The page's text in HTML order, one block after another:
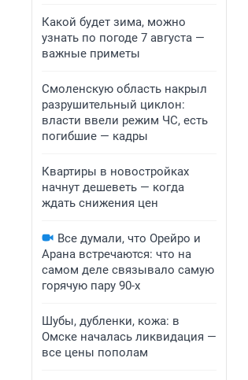
Какой будет зима, можно
узнать по погоде 7 августа —
важные приметы
Смоленскую область накрыл
разрушительный циклон:
власти ввели режим ЧС, есть
погибшие — кадры
Квартиры в новостройках
начнут дешеветь — когда
ждать снижения цен
Все думали, что Орейро и
Арана встречаются: что на
самом деле связывало самую
горячую пару 90-х
Шубы, дубленки, кожа: в
Омске началась ликвидация —
все цены пополам